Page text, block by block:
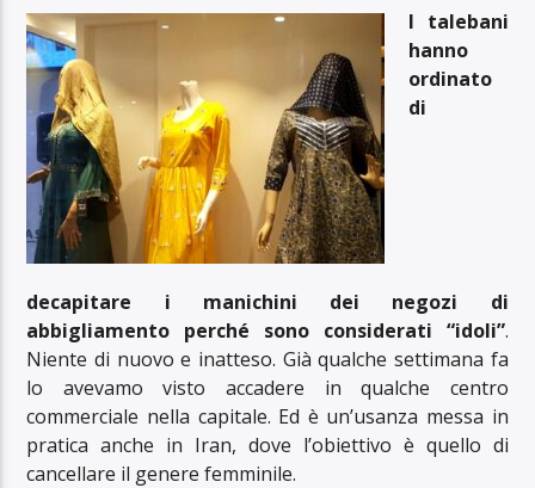
I talebani
hanno
ordinato
di
decapitare i manichini dei negozi di
abbigliamento perché sono considerati “idoli”.
Niente di nuovo e inatteso. Già qualche settimana fa
lo avevamo visto accadere in qualche centro
commerciale nella capitale. Ed è un’usanza messa in
pratica anche in Iran, dove l’obiettivo è quello di
cancellare il genere femminile.